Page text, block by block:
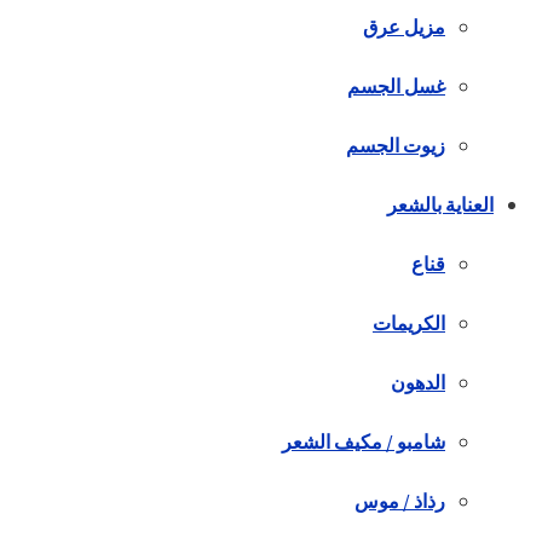
مزيل عرق
غسل الجسم
زيوت الجسم
العناية بالشعر
قناع
الكريمات
الدهون
شامبو / مكيف الشعر
رذاذ / موس